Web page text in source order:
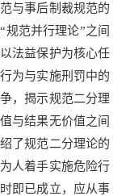
与事后制裁规范的
范并行理论”之间
法益保护为核心任
为与实施刑罚中的
，揭示规范二分理
与结果无价值之间
了规范二分理论的
人着手实施危险行
即已成立，应从事